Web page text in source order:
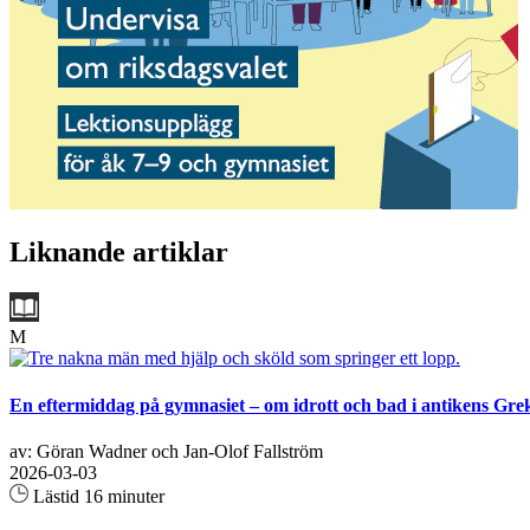
Liknande artiklar
M
En eftermiddag på gymnasiet – om idrott och bad i antikens
av: Göran Wadner och Jan-Olof Fallström
2026-03-03
Lästid 16 minuter